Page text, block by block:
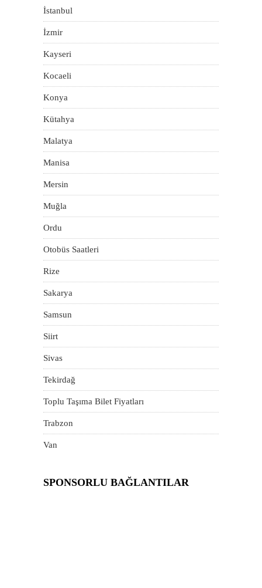
İstanbul
İzmir
Kayseri
Kocaeli
Konya
Kütahya
Malatya
Manisa
Mersin
Muğla
Ordu
Otobüs Saatleri
Rize
Sakarya
Samsun
Siirt
Sivas
Tekirdağ
Toplu Taşıma Bilet Fiyatları
Trabzon
Van
SPONSORLU BAĞLANTILAR